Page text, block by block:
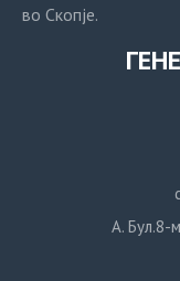
во Скопје.
А. Бул.8-